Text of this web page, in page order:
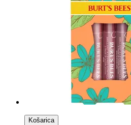
Košarica